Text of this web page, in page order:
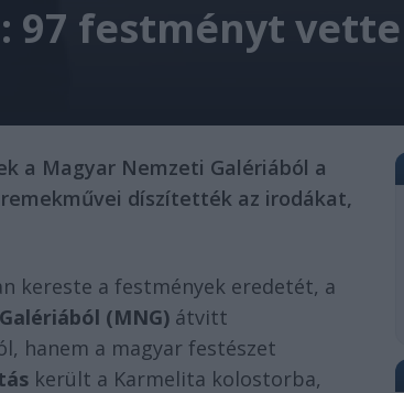
97 festményt
a Magyar Nemzeti Galériából a
díszítették az irodákat,
kereste a festmények eredetét, a
(MNG) átvitt
hanem a magyar festészet
került a Karmelita kolostorba,